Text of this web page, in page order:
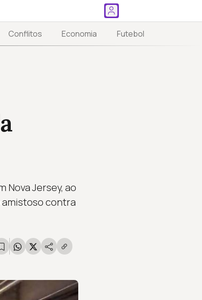
Conflitos Economia Futebol
Jersey, ao
amistoso contra